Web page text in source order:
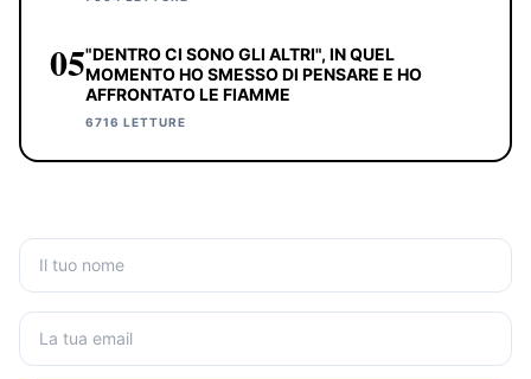
05"DENTRO CI SONO GLI ALTRI", IN QUEL
MOMENTO HO SMESSO DI PENSARE E HO
AFFRONTATO LE FIAMME
6716 LETTURE